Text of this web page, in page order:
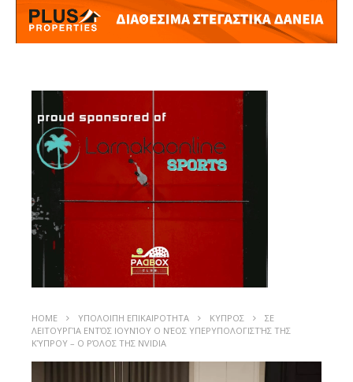
HOME ΥΠΟΛΟΙΠΗ ΕΠΙΚΑΙΡΟΤΗΤΑ ΚΥΠΡΟΣ
ΣΕ
ΛΕΙΤΟΥΡΓΊΑ ΕΝΤΌΣ ΙΟΥΝΊΟΥ Ο ΝΈΟΣ ΥΠΕΡΥΠΟΛΟΓΙΣΤΉΣ ΤΗΣ
ΚΎΠΡΟΥ – Ο ΡΌΛΟΣ ΤΗΣ NVIDIA